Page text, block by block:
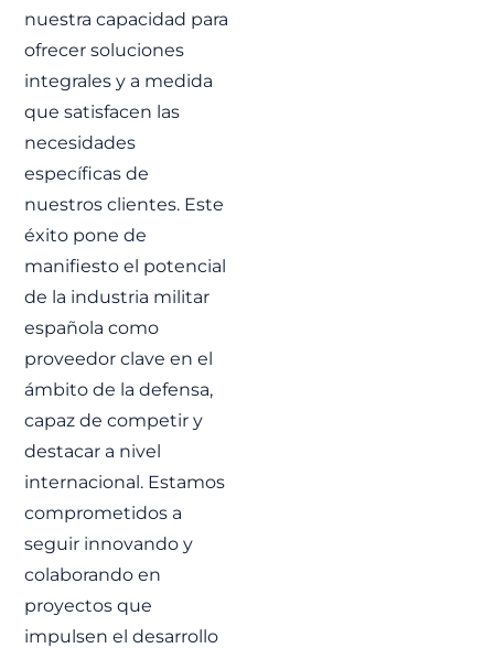
nuestra capacidad para
ofrecer soluciones
integrales y a medida
que satisfacen las
necesidades
específicas de
nuestros clientes. Este
éxito pone de
manifiesto el potencial
de la industria militar
española como
proveedor clave en el
ámbito de la defensa,
capaz de competir y
destacar a nivel
internacional. Estamos
comprometidos a
seguir innovando y
colaborando en
proyectos que
impulsen el desarrollo